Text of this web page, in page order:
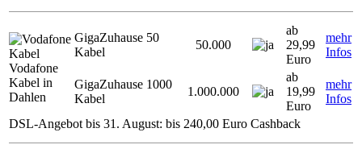
Vodafone
Kabel in
Dahlen
GigaZuhause 50
Kabel
50.000
ab
29,99
Euro
mehr
Infos
GigaZuhause 1000
Kabel
1.000.000
ab
19,99
Euro
mehr
Infos
DSL-Angebot bis 31. August: bis 240,00 Euro Cashback